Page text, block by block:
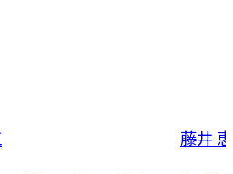
藤井 恵